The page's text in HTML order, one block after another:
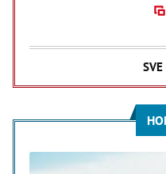
SVE